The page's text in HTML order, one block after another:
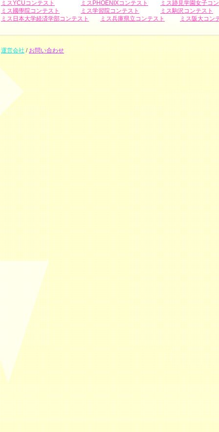
ミスYCUコンテスト ミスPHOENIXコンテスト
ミス跡見学園女子コ
ミス國學院コンテスト
ミス学習院コンテスト
ミス駒沢コンテスト
ミス日本大学経済学部コンテスト
ミス兵庫県立コンテスト ミス阪大コン
運営会社/お問い合わせ